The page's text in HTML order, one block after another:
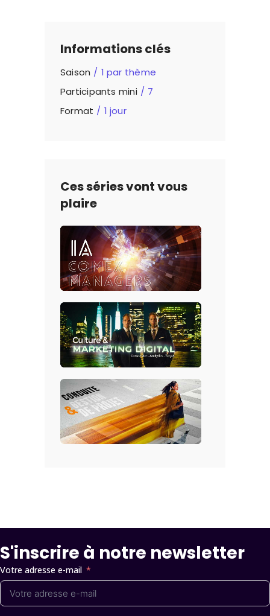
Informations clés
Saison
1 par thème
Participants mini
7
Format
1 jour
Ces séries vont vous
plaire
S'inscrire à notre newsletter
Votre adresse e-mail